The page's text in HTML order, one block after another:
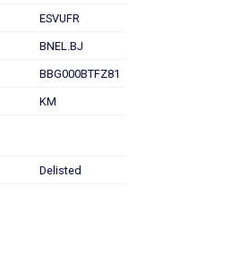
ESVUFR
BNEL.BJ
BBG000BTFZ81
KM
Delisted